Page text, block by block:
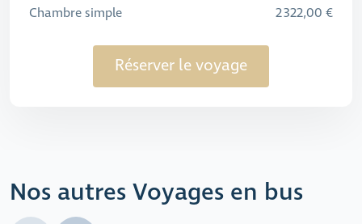
Chambre simple 2 322,00 €
Réserver le voyage
Nos autres Voyages en bus